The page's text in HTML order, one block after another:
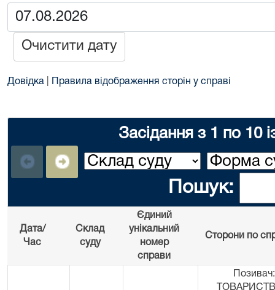
Очистити дату
Довідка Правила відображення сторін у справі
Засідання з 1 по 10
Пошук:
Дата/
Час
Склад
суду
Єдиний
унікальний
номер
справи
Сторони по
Позивач: